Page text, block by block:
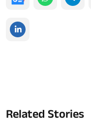
Related Stories